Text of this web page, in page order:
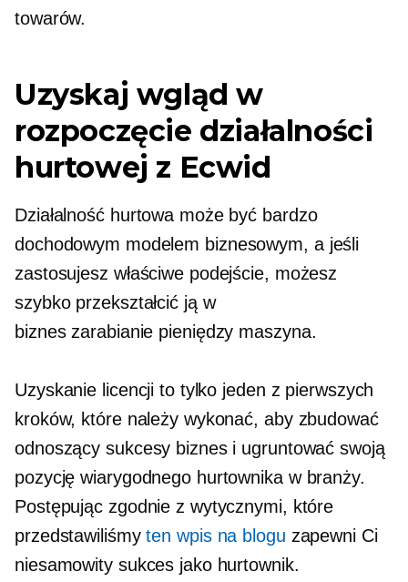
towarów.
Uzyskaj wgląd w
rozpoczęcie działalności
hurtowej z Ecwid
Działalność hurtowa może być bardzo
dochodowym modelem biznesowym, a jeśli
zastosujesz właściwe podejście, możesz
szybko przekształcić ją w
biznes zarabianie pieniędzy maszyna.
Uzyskanie licencji to tylko jeden z pierwszych
kroków, które należy wykonać, aby zbudować
odnoszący sukcesy biznes i ugruntować swoją
pozycję wiarygodnego hurtownika w branży.
Postępując zgodnie z wytycznymi, które
przedstawiliśmyten wpis na blogu zapewni Ci
niesamowity sukces jako hurtownik.